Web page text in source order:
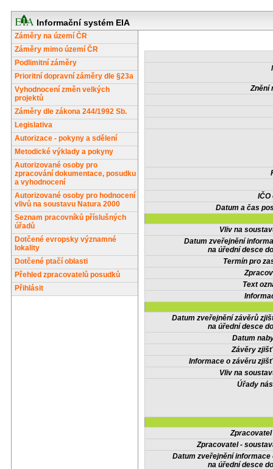
Informační systém EIA
Záměry na území ČR
Záměry mimo území ČR
Podlimitní záměry
Prioritní dopravní záměry dle §23a
Vyhodnocení změn velkých
projektů
Záměry dle zákona 244/1992 Sb.
Legislativa
Autorizace - pokyny a sdělení
Metodické výklady a pokyny
Autorizované osoby pro
zpracování dokumentace, posudku
a vyhodnocení
Autorizované osoby pro hodnocení
vlivů na soustavu Natura 2000
Seznam pracovníků příslušných
úřadů
Dotčené evropsky významné
lokality
Dotčené ptačí oblasti
Přehled zpracovatelů posudků
Přihlásit
Znění
IČO
Datum a čas
Vliv na
Datum zveřejnění
na úřední desce
Termín pro
Text
Datum zveřejnění závěrů
na úřední desce
Datum
Závěry
Informace o závěru
Vliv na
Úřady
Zpracovatel -
Datum zveřejnění informace
na úřední desce